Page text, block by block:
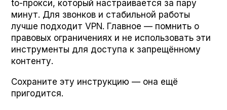
to-прокси, который настраивается за пару
минут. Для звонков и стабильной работы
лучше подходит VPN. Главное — помнить о
правовых ограничениях и не использовать эти
инструменты для доступа к запрещённому
контенту.
Сохраните эту инструкцию — она ещё
пригодится.